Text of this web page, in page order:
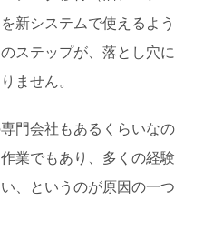
新システムで使えるよう
ステップが、落とし穴に
ません。
門会社もあるくらいなの
業でもあり、多くの経験
、というのが原因の一つ